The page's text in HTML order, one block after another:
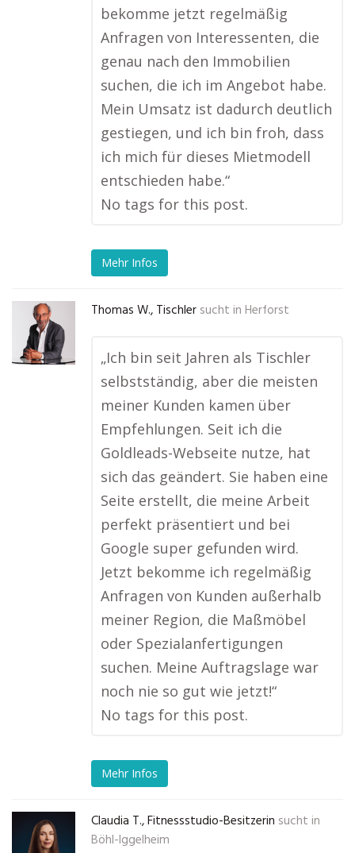
bekomme jetzt regelmäßig
Anfragen von Interessenten, die
genau nach den Immobilien
suchen, die ich im Angebot habe.
Mein Umsatz ist dadurch deutlich
gestiegen, und ich bin froh, dass
ich mich für dieses Mietmodell
entschieden habe.“
No tags for this post.
Mehr Infos
Thomas W., Tischler sucht in Herforst
„Ich bin seit Jahren als Tischler
selbstständig, aber die meisten
meiner Kunden kamen über
Empfehlungen. Seit ich die
Goldleads-Webseite nutze, hat
sich das geändert. Sie haben eine
Seite erstellt, die meine Arbeit
perfekt präsentiert und bei
Google super gefunden wird.
Jetzt bekomme ich regelmäßig
Anfragen von Kunden außerhalb
meiner Region, die Maßmöbel
oder Spezialanfertigungen
suchen. Meine Auftragslage war
noch nie so gut wie jetzt!“
No tags for this post.
Mehr Infos
Claudia T., Fitnessstudio-Besitzerin sucht in
Böhl-Iggelheim